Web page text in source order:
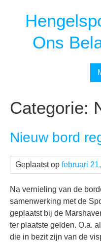
Ons
Categorie:
Nieuw bord
Geplaatst op februari
Na vernieling van de
samenwerking met de
geplaatst bij de
ter plaatste gelden. O.a.
die in bezit zijn van de